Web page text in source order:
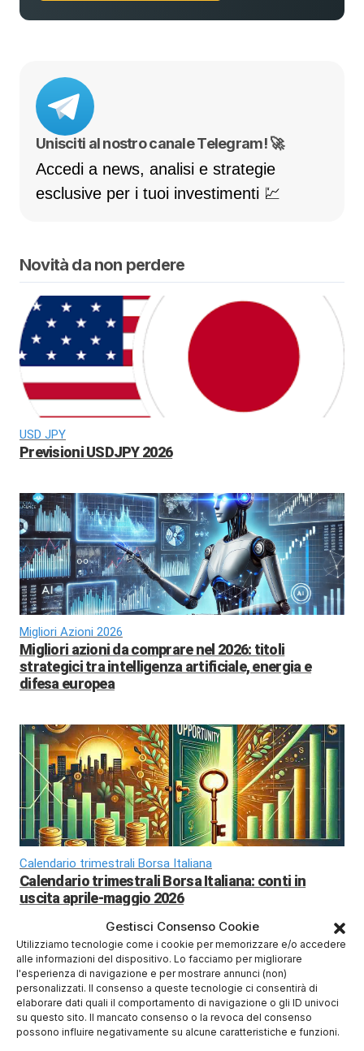
Gestisci Consenso Cookie
Utilizziamo tecnologie come i cookie per memorizzare e/o accedere
alle informazioni del dispositivo. Lo facciamo per migliorare
l'esperienza di navigazione e per mostrare annunci (non)
personalizzati. Il consenso a queste tecnologie ci consentirà di
elaborare dati quali il comportamento di navigazione o gli ID univoci
su questo sito. Il mancato consenso o la revoca del consenso
possono influire negativamente su alcune caratteristiche e funzioni.
Unisciti al nostro canale Telegram! 🚀
Accedi a news, analisi e strategie
esclusive per i tuoi investimenti 💹
Novità da non perdere
USD JPY
Previsioni USDJPY 2026
Migliori Azioni 2026
Migliori azioni da comprare nel 2026: titoli
strategici tra intelligenza artificiale, energia e
difesa europea
Calendario trimestrali Borsa Italiana
Calendario trimestrali Borsa Italiana: conti in
uscita aprile-maggio 2026